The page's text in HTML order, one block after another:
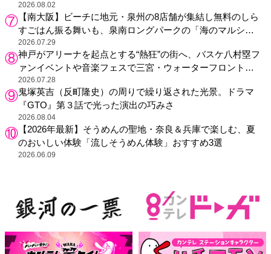
2026.08.02
【南大阪】ビーチに地元・泉州の8店舗が集結し無料のしら
すごはん振る舞いも、泉南ロングパークの「海のマルシ
ェ」がリニューアル！
2026.07.29
神戸がアリーナを起点とする“熱狂”の街へ、バスケ八村塁フ
ァンイベントや音楽フェスで三宮・ウォーターフロントを
活性化
2026.07.28
鬼塚英吉（反町隆史）の周りで繰り返された光景。ドラマ
『GTO』第３話で光った演出の巧みさ
2026.08.04
【2026年最新】そうめんの聖地・奈良＆兵庫で楽しむ、夏
のおいしい体験「流しそうめん体験」おすすめ3選
2026.06.09